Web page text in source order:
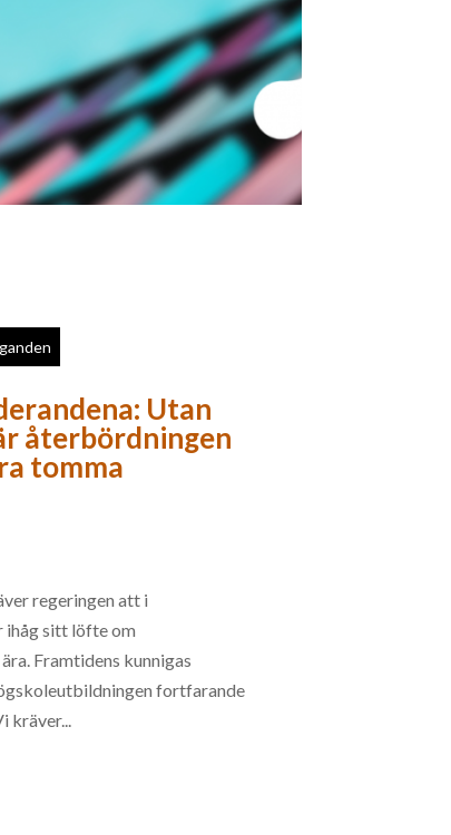
Utan
återbördningen
tomma
regeringen att i
ihåg sitt löfte om
Framtidens kunnigas
fortfarande
kräver...